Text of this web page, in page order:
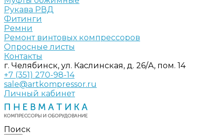
Рукава РВД
Фитинги
Ремни
Ремонт винтовых компрессоров
Опросные листы
Контакты
г. Челябинск, ул. Каслинская, д. 26/А, пом. 14
+7 (351) 270-98-14
sale@artkompressor.ru
Личный кабинет
Поиск